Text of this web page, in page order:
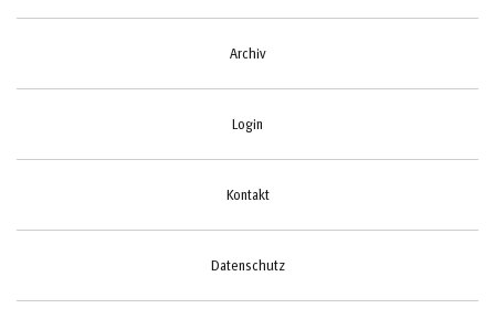
Archiv
Login
Kontakt
Datenschutz